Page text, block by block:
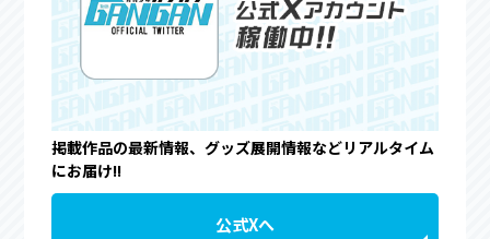
掲載作品の最新情報、グッズ展開情報などリアルタイム
にお届け!!
公式Xへ